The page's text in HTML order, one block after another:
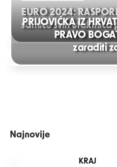
Post
navigation
EURO 2024:
satnice svih utakmica
PRIJOVIĆKA IZ
PRAVO
zaraditi
Najnovije
KRAJ